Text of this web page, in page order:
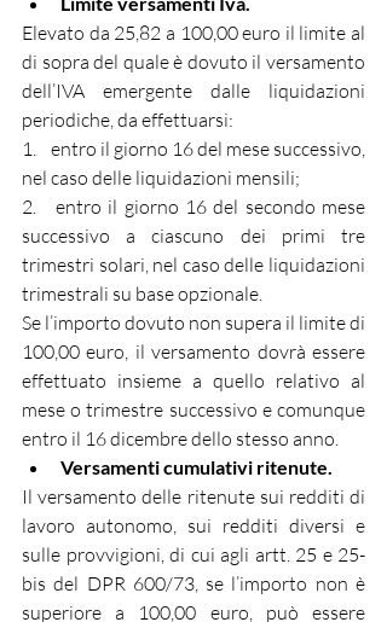
Elevato da 25,82 a 100,00 euro il limite al
di sopra del quale è dovuto il versamento
dell’IVA emergente dalle liquidazioni
periodiche, da effettuarsi:
1.    entro il giorno 16 del mese successivo,
nel caso delle liquidazioni mensili;
2.   entro il giorno 16 del secondo mese
successivo a ciascuno dei primi tre
trimestri solari, nel caso delle liquidazioni
trimestrali su base opzionale.
Se l’importo dovuto non supera il limite di
100,00 euro, il versamento dovrà essere
effettuato insieme a quello relativo al
mese o trimestre successivo e comunque
entro il 16 dicembre dello stesso anno.
Versamenti cumulativi ritenute.
Il versamento delle ritenute sui redditi di
lavoro autonomo, sui redditi diversi e
sulle provvigioni, di cui agli artt. 25 e 25-
bis del DPR 600/73, se l’importo non è
superiore a 100,00 euro, può essere